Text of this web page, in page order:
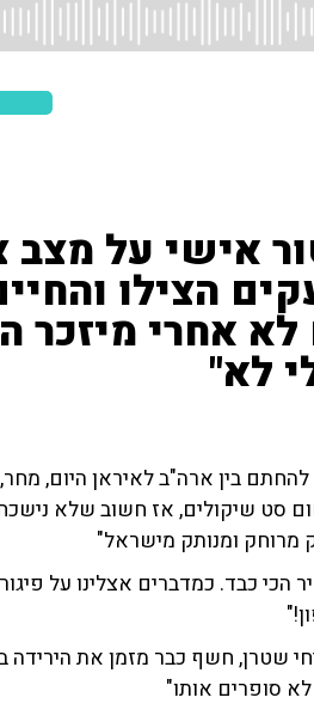
אישי על מצב
הצילו
אחרי מיזכר
לא"
בין ארה"ב לאיראן היום,
סט שיקולים, אז חשוב שלא
מרוחק ומנותק מישראל"
כבד. כמדברים אצלינו על
שטרן, חשף כבר מזמן את הירידה
סופרים אותו"